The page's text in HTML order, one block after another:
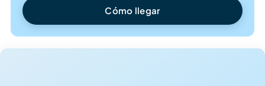
Cómo llegar